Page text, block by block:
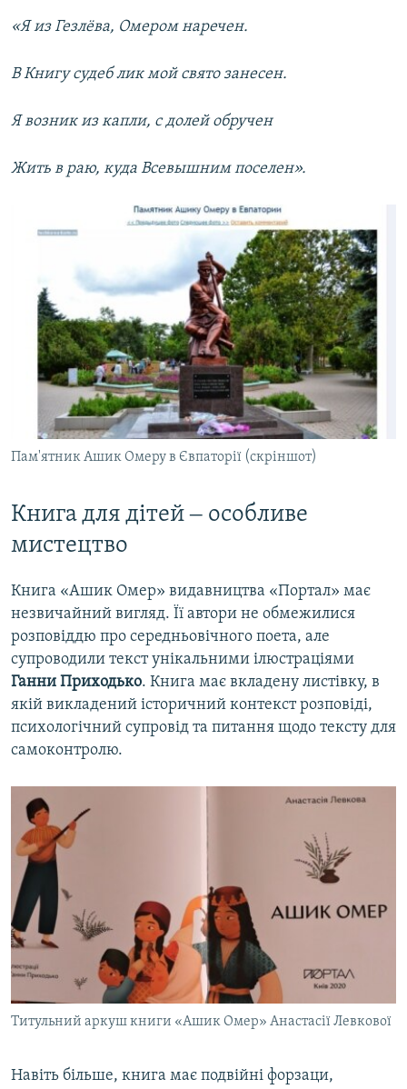
«Я из Гезлёва, Омером наречен.
В Книгу судеб лик мой свято занесен.
Я возник из капли, с долей обручен
Жить в раю, куда Всевышним поселен».
Пам'ятник Ашик Омеру в Євпаторії (скріншот)
Книга для дітей ‒ особливе
мистецтво
Книга «Ашик Омер» видавництва «Портал» має
незвичайний вигляд. Її автори не обмежилися
розповіддю про середньовічного поета, але
супроводили текст унікальними ілюстраціями
Ганни Приходько. Книга має вкладену листівку, в
якій викладений історичний контекст розповіді,
психологічний супровід та питання щодо тексту для
самоконтролю.
Титульний аркуш книги «Ашик Омер» Анастасії Левкової
Навіть більше, книга має подвійні форзаци,